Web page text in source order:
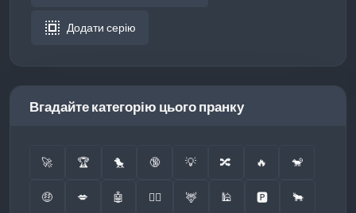
select_all Додати серію
Вгадайте категорію цього пранку
🚀 🏆 🐤 🔞 💡 🔀 🔥 🐒
🤑 💋 🤖 👮‍♂️ 🦌 🕌 🅿️ 🐂